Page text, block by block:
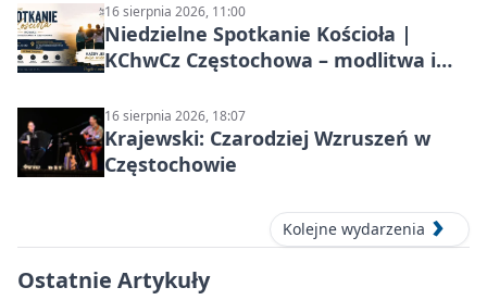
16 sierpnia 2026, 11:00
Niedzielne Spotkanie Kościoła |
KChwCz Częstochowa – modlitwa i
16 sierpnia 2026, 18:07
Krajewski: Czarodziej Wzruszeń w
Częstochowie
Kolejne wydarzenia
Ostatnie Artykuły